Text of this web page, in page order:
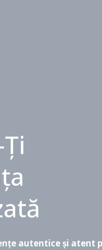
autentice și atent